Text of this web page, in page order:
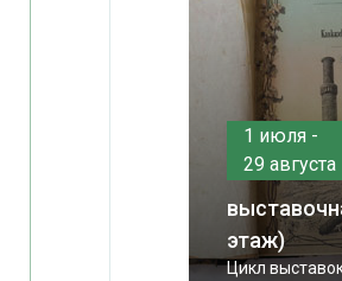
1 июля -
29 августа
этаж)
Цикл